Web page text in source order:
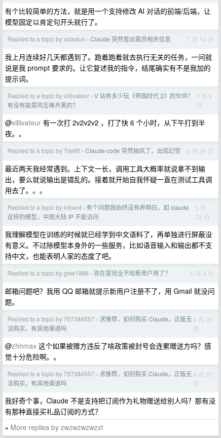
有个比较简单的方法，就是用一个支持修改 AI 对话的前端/后端，让
模型固定以肯定句开头就行了。
Replied to a topic by xidaduo › Claude 突然冒出裁员相关信息 7 月 14 日
我上月连续好几天都遇到了。跑着跑着就去执行无关的任务，一问就
说是我 prompt 要求的。让它复述我的指令，结尾确实有不是我加的
提示词。
Replied to a topic by villivateur › V 站有多少玩《帝国时代 2》的伙伴？
有没有能菜鸡互啄开黑的？
7 月 8
日
@villivateur 有一次打 2v2v2v2 ，打了快 6 个小时，从下午打到半
夜。。
Replied to a topic by Tdy95 › Claude code 突然抽风了，出现幻觉 6 月 29 日
最近两天我经常遇到。上下文一长，调用工具大概率就说拿不到输
出，要么就说输出是错乱的。接着就开始自我怀疑一直在测试工具调
用去了。。。
Replied to a topic by intoext › 有个问题我始终没有弄明白，如 claude
这样的模型，中国大陆 IP 不能访问
5 月
22 日
我理解模型在训练的时候就已经学到中文语料了，再单独进行屏蔽没
有意义。不过除模型本身外的一些服务，比如语音输入和输出都不支
持中文，也能表明人家的态度了吧。
Replied to a topic by gdw1986 › 现在是完全不给新用户用了？ 5 月 4 日
邮箱问题吧？我用 QQ 邮箱就提示新用户注册不了，用 Gmail 就没问
题。
Replied to a topic by 757384557 › 求推荐，如何购买 Claude，正版无
法购买，有其他渠道吗
4 月 20
日
@zhhmax 这个如果被赠方违反了啥政策被封号会连累赠送方吗？感
觉十分危险啊。。
Replied to a topic by 757384557 › 求推荐，如何购买 Claude，正版无
法购买，有其他渠道吗
4 月 20
日
我好奇个事，Claude 不是支持把订阅作为礼物赠送给别人吗？那有没
有那种直接买礼品订阅的方式？
» More replies by zwzwzwzwzxt